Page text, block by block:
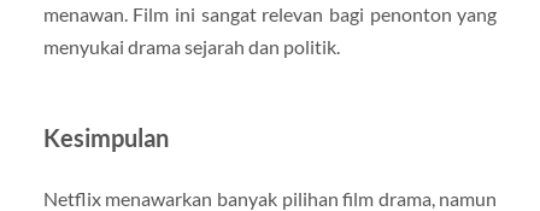
menawan. Film ini sangat relevan bagi penonton yang
menyukai drama sejarah dan politik.
Kesimpulan
Netflix menawarkan banyak pilihan film drama, namun